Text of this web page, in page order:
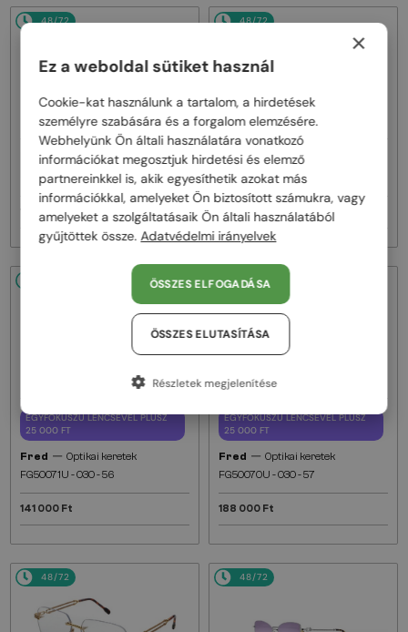
48/72
Fred—Napszemüvegek
FG40066U - 30W - 60
182 000 Ft
48/72
Fred—Napszemüvegek
FG40064U - 30G - 59
188 000 Ft
EGYFÓKUSZÚ LENCSÉVEL PLUSZ
25 000 FT
Fred — Optikai keretek
FG50071U - 030 - 56
141 000 Ft
48/72
EGYFÓKUSZÚ LENCSÉVEL PLUSZ
25 000 FT
Fred — Optikai keretek
FG50070U - 030 - 57
188 000 Ft
48/72 48/72
×
Ez a weboldal sütiket használ
Cookie-kat használunk a tartalom, a hirdetések
személyre szabására és a forgalom elemzésére.
Webhelyünk Ön általi használatára vonatkozó
információkat megosztjuk hirdetési és elemző
partnereinkkel is, akik egyesíthetik azokat más
információkkal, amelyeket Ön biztosított számukra, vagy
amelyeket a szolgáltatásaik Ön általi használatából
gyűjtöttek össze.Adatvédelmi irányelvek
ÖSSZES ELFOGADÁSA
ÖSSZES ELUTASÍTÁSA
Részletek megjelenítése